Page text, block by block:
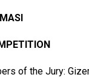
of the Jury: